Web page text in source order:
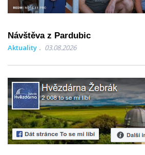
Návštěva z Pardubic
Aktuality 03.08.2026